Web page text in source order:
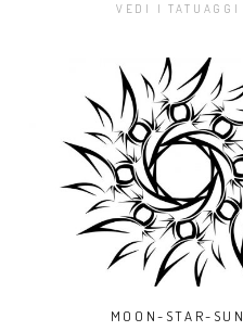
VEDI I TATUAGGI
MOON-STAR-SUN